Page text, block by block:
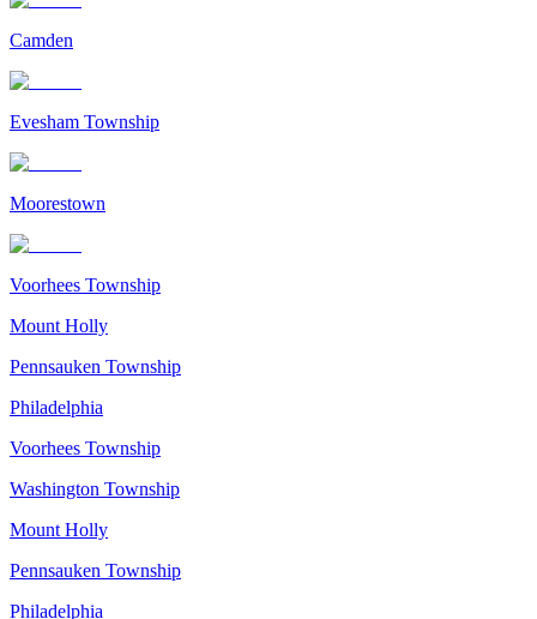
Camden
Evesham Township
Moorestown
Voorhees Township
Mount Holly
Pennsauken Township
Philadelphia
Voorhees Township
Washington Township
Mount Holly
Pennsauken Township
Philadelphia